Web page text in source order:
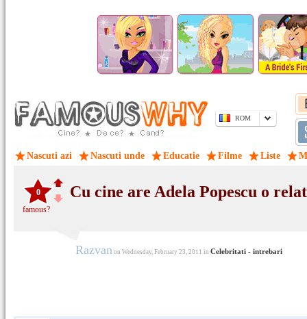
ROM
Nascuti azi Nascuti unde Educatie Filme Liste
0
famous?
Cu cine are Adela Popescu o
Razvan on Wednesday, February 23, 2011 in Celebritati - intrebari